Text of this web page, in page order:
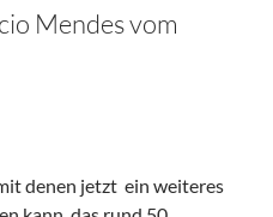
Mendes vom
denen jetzt ein weiteres